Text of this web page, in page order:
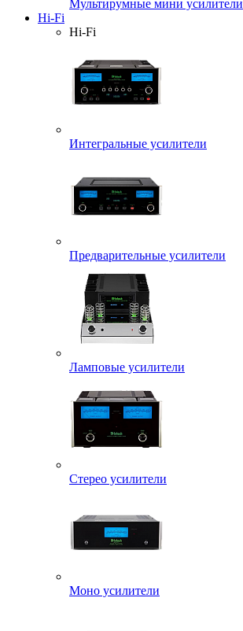
Мультирумные мини усилители
Hi-Fi
Hi-Fi
Интегральные усилители
Предварительные усилители
Ламповые усилители
Стерео усилители
Моно усилители